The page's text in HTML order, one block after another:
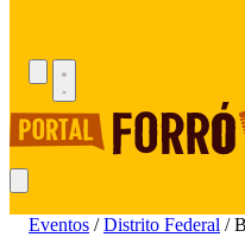
Eventos / Distrito Federal /